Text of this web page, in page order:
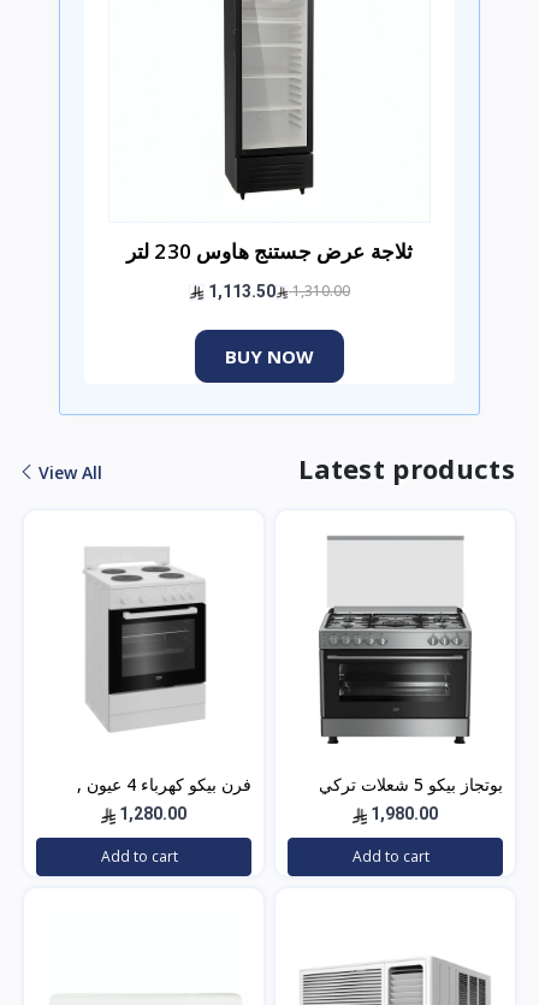
ثلاجة عرض جستنج هاوس 230 لتر
1,310.00
1,113.50
BUY NOW
Latest products
View All
بوتجاز بيكو 5 شعلات تركي
90×60 ستيل مع مروحتين –
GG15120FXNS
1,980.00
Add to cart
فرن بيكو كهرباء 4 عيون ,
تركي , 60×60 باب زجاجي –
أبيض- FBS 66000 GW
1,280.00
Add to cart